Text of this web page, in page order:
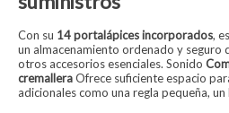
Con su 14 portalápices incorporados,
un almacenamiento ordenado y seguro
otros accesorios esenciales. Sonido
cremalleraOfrece suficiente espacio
adicionales como una regla pequeña,